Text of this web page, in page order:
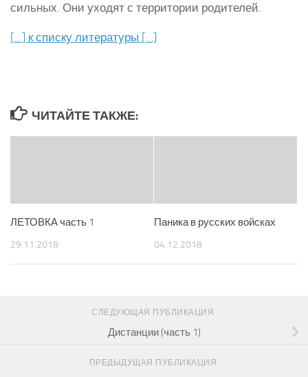
сильных. Они уходят с территории родителей.
[…] к списку литературы […]
ЧИТАЙТЕ ТАКЖЕ:
ЛЕТОВКА часть 1
29.11.2018
Паника в русских войсках
04.12.2018
СЛЕДУЮЩАЯ ПУБЛИКАЦИЯ
Дистанции (часть 1)
ПРЕДЫДУЩАЯ ПУБЛИКАЦИЯ